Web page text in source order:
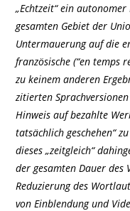
„Echtzeit“ ein
gesamten Gebiet der
Untermauerung auf die
französische (“en temps
zu keinem anderen
zitierten
Hinweis auf bezahlte
tatsächlich geschehen“
dieses „zeitgleich“
der gesamten Dauer des
Reduzierung des
von Einblendung und